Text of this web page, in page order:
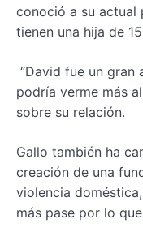
conoció a su actual
tienen una hija de
“David fue un gran
podría verme más
sobre su relación.
Gallo también ha
creación de una
violencia
más pase por lo